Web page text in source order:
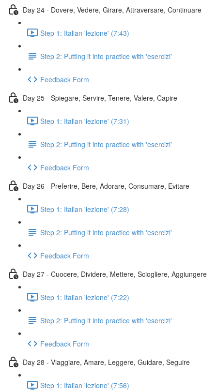
Day 24 - Dovere, Vedere, Girare, Attraversare, Continuare
Step 1: Italian 'lezione' (7:43)
Step 2: Putting it into practice with 'esercizi'
Feedback Form
Day 25 - Spiegare, Servire, Tenere, Valere, Capire
Step 1: Italian 'lezione' (7:31)
Step 2: Putting it into practice with 'esercizi'
Feedback Form
Day 26 - Preferire, Bere, Adorare, Consumare, Evitare
Step 1: Italian 'lezione' (7:28)
Step 2: Putting it into practice with 'esercizi'
Feedback Form
Day 27 - Cuocere, Dividere, Mettere, Sciogliere, Aggiungere
Step 1: Italian 'lezione' (7:22)
Step 2: Putting it into practice with 'esercizi'
Feedback Form
Day 28 - Viaggiare, Amare, Leggere, Guidare, Seguire
Step 1: Italian 'lezione' (7:56)